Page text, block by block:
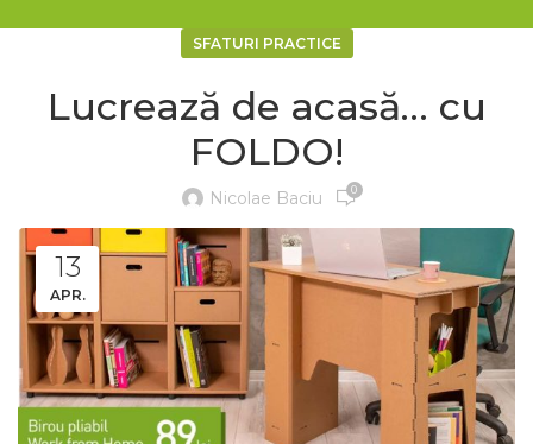
SFATURI PRACTICE
Lucrează de acasă… cu
FOLDO!
Nicolae Baciu 0
13
APR.